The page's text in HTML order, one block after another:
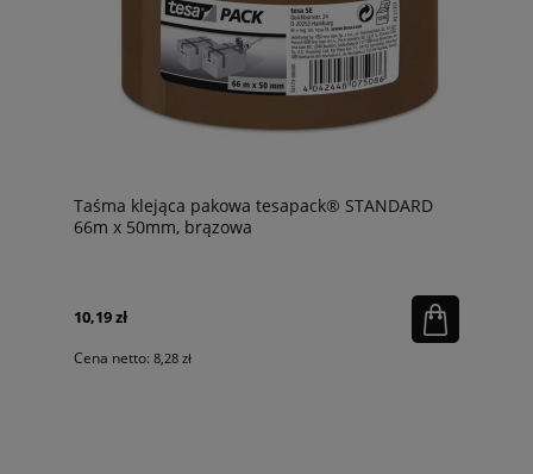
Taśma klejąca pakowa tesapack® STANDARD
66m x 50mm, brązowa
10,19 zł
Cena netto: 8,28 zł